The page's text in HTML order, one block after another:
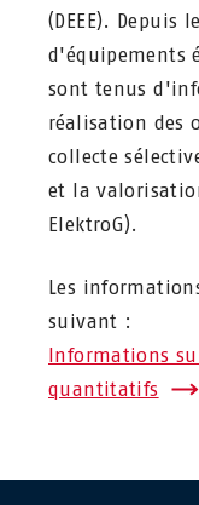
(DEEE). Depuis
d'équipements
sont tenus
réalisation des
collecte
et la valorisation
ElektroG).
Les
suivant :
Informations
quantitatifs